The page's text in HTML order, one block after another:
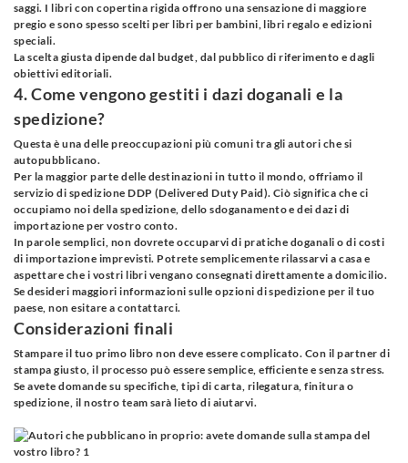
saggi. I libri con copertina rigida offrono una sensazione di maggiore
pregio e sono spesso scelti per libri per bambini, libri regalo e edizioni
speciali.
La scelta giusta dipende dal budget, dal pubblico di riferimento e dagli
obiettivi editoriali.
4. Come vengono gestiti i dazi doganali e la
spedizione?
Questa è una delle preoccupazioni più comuni tra gli autori che si
autopubblicano.
Per la maggior parte delle destinazioni in tutto il mondo, offriamo il
servizio di spedizione DDP (Delivered Duty Paid). Ciò significa che ci
occupiamo noi della spedizione, dello sdoganamento e dei dazi di
importazione per vostro conto.
In parole semplici, non dovrete occuparvi di pratiche doganali o di costi
di importazione imprevisti. Potrete semplicemente rilassarvi a casa e
aspettare che i vostri libri vengano consegnati direttamente a domicilio.
Se desideri maggiori informazioni sulle opzioni di spedizione per il tuo
paese, non esitare a contattarci.
Considerazioni finali
Stampare il tuo primo libro non deve essere complicato. Con il partner di
stampa giusto, il processo può essere semplice, efficiente e senza stress.
Se avete domande su specifiche, tipi di carta, rilegatura, finitura o
spedizione, il nostro team sarà lieto di aiutarvi.